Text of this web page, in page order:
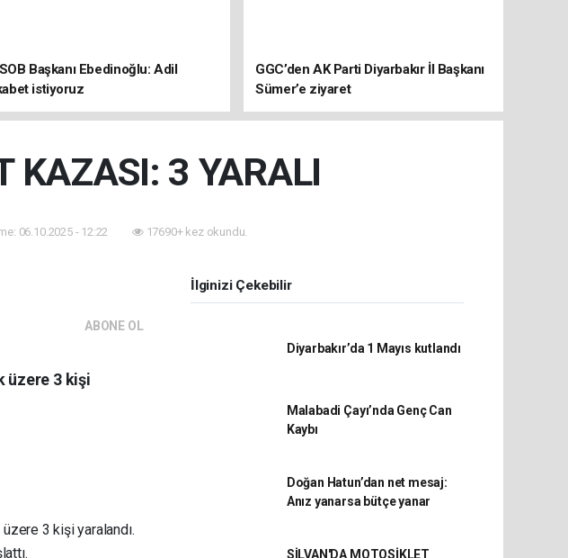
Başkanı Ebedinoğlu: Adil
istiyoruz
GGC’den AK Parti Diyarbakır İl Başkanı
Sümer’e ziyaret
KAZASI: 3 YARALI
06.10.2025 - 12:22 17690+ kez okundu.
İlginizi Çekebilir
Diyarbakır’da 1 Mayıs kutlandı
Malabadi Çayı’nda Genç Can
Kaybı
Doğan Hatun’dan net mesaj:
Anız yanarsa bütçe yanar
SİLVAN'DA MOTOSİKLET